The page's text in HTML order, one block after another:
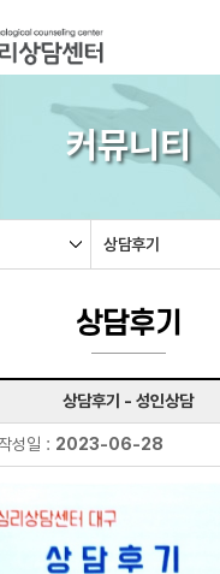
커뮤니티
상담후기
상담후기
상담후기 - 성인상담
일 : 2023-06-28